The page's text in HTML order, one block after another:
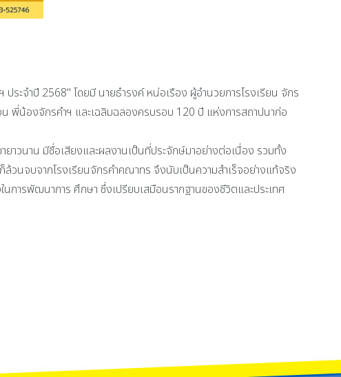
ะจำปี 2568" โดยมี นายธำรงค์ หน่อเรือง ผู้อำนวยการโรงเรียน จักร
พี่น้องจักรคำฯ และเฉลิมฉลองครบรอบ 120 ปี แห่งการสถาปนาก่อ
าวนาน มีชื่อเสียงและผลงานเป็นที่ประจักษ์มาอย่างต่อเนื่อง รวมทั้ง
วนจบจากโรงเรียนจักรคำคณาทร จึงนับเป็นความสำเร็จอย่างแท้จริง
ารพัฒนาการ ศึกษา ซึ่งเปรียบเสมือนรากฐานของชีวิตและประเทศ
เรียนที่ 2 ปีการศึกษา 2568 เพื่อปรึกษาหารือ และรับฟังความคิดเห็นจากผู้ปกครอง ด้าน